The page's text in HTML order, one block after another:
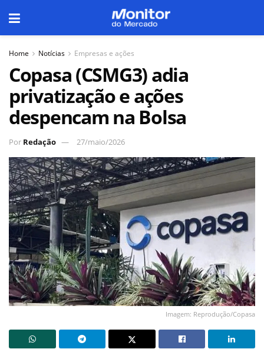
Home Notícias Empresas e ações
Copasa (CSMG3) adia
privatização e ações
despencam na Bolsa
Por Redação 27/maio/2026
Imagem: Reprodução/Copasa